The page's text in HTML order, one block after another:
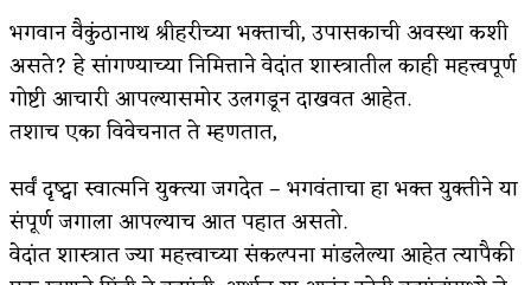
काळजाचे प्रेत
चमकदार चांदी
आदिवासींचा डॉक्टर, समाजसेवेचा ध्यास : डॉ. राहुल
जोशी
डेंग्यू: ताप उतरला म्हणजे धोका टळला असे नाही!
४ जुलै – इतिहासात घडलेल्या महत्त्वाच्या घटना
भगवान वैकुंठानाथ श्रीहरीच्या भक्ताची, उपासकाची अवस्था कशी
असते? हे सांगण्याच्या निमित्ताने वेदांत शास्त्रातील काही महत्त्वपूर्ण
गोष्टी आचारी आपल्यासमोर उलगडून दाखवत आहेत.
तशाच एका विवेचनात ते म्हणतात,
सर्वं दृष्ट्वा स्वात्मनि युक्त्या जगदेत – भगवंताचा हा भक्त युक्तीने या
संपूर्ण जगाला आपल्याच आत पहात असतो.
वेदांत शास्त्रात ज्या महत्त्वाच्या संकल्पना मांडलेल्या आहेत त्यापैकी